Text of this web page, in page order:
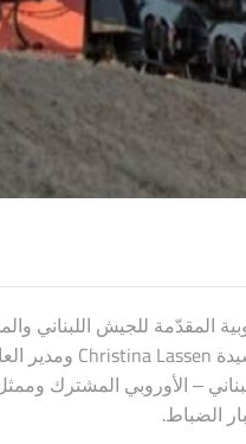
المقدّمة للجيش اللبناني
Christina Lassen ومدير
– الأوروبي المشترك
الضباط.